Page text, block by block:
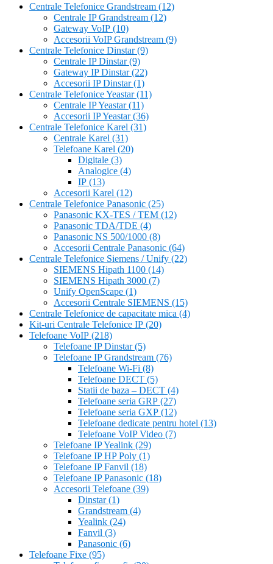
Centrale Telefonice Grandstream (12)
Centrale IP Grandstream (12)
Gateway VoIP (10)
Accesorii VoIP Grandstream (9)
Centrale Telefonice Dinstar(9)
Centrale IP Dinstar(9)
Gateway IP Dinstar(22)
Accesorii IP Dinstar(1)
Centrale Telefonice Yeastar(11)
Centrale IP Yeastar(11)
Accesorii IP Yeastar(36)
Centrale Telefonice Karel (31)
Centrale Karel (31)
Telefoane Karel (20)
Digitale (3)
Analogice (4)
IP (13)
Accesorii Karel (12)
Centrale Telefonice Panasonic (25)
Panasonic KX-TES / TEM (12)
Panasonic TDA/TDE (4)
Panasonic NS 500/1000 (8)
Accesorii Centrale Panasonic (64)
Centrale Telefonice Siemens / Unify (22)
SIEMENS Hipath 1100 (14)
SIEMENS Hipath 3000 (7)
Unify OpenScape (1)
Accesorii Centrale SIEMENS (15)
Centrale Telefonice de capacitate mica (4)
Kit-uri Centrale Telefonice IP (20)
Telefoane VoIP (218)
Telefoane IP Dinstar(5)
Telefoane IP Grandstream (76)
Telefoane Wi-Fi (8)
Telefoane DECT (5)
Statii de baza – DECT (4)
Telefoane seria GRP (27)
Telefoane seria GXP (12)
Telefoane dedicate pentru hotel (13)
Telefoane VoIP Video (7)
Telefoane IP Yealink (29)
Telefoane IP HP Poly (1)
Telefoane IP Fanvil (18)
Telefoane IP Panasonic (18)
Accesorii Telefoane (39)
Dinstar(1)
Grandstream (4)
Yealink (24)
Fanvil (3)
Panasonic (6)
Telefoane Fixe (95)